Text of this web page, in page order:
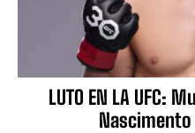
LUTO EN LA UFC: